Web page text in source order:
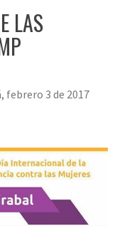
LAS
febrero 3 de 2017